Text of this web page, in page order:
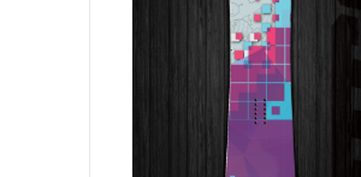
AGGIUNGI AL CARRELLO